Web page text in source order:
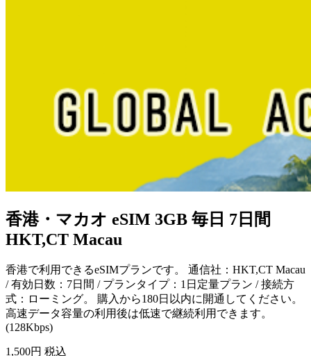
香港・マカオ eSIM 3GB 毎日 7日間
HKT,CT Macau
香港で利用できるeSIMプランです。 通信社：HKT,CT Macau
/ 有効日数：7日間 / プランタイプ：1日定量プラン / 接続方
式：ローミング。 購入から180日以内に開通してください。
高速データ容量の利用後は低速で継続利用できます。
(128Kbps)
1,500円 税込